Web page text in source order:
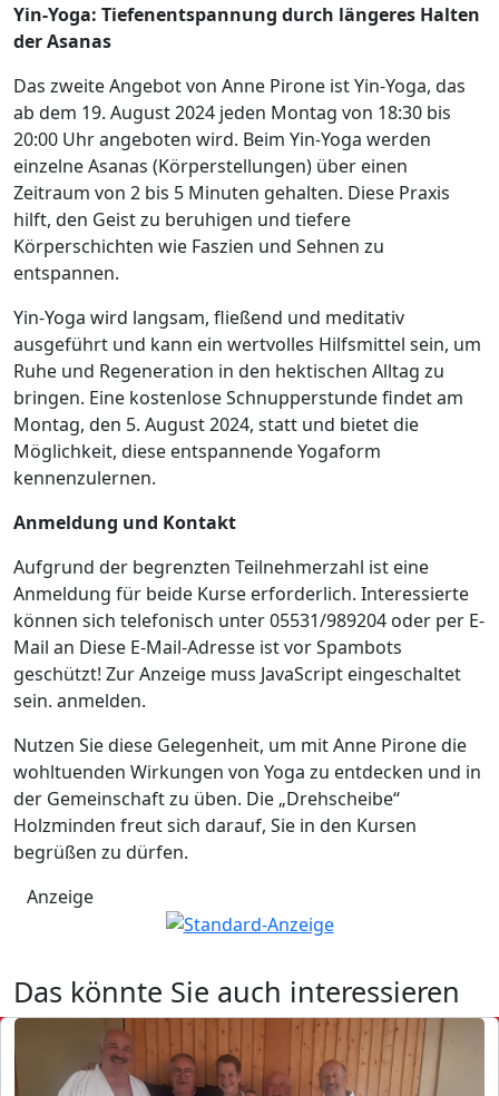
Yin-Yoga: Tiefenentspannung durch längeres Halten
der Asanas
Das zweite Angebot von Anne Pirone ist Yin-Yoga, das
ab dem 19. August 2024 jeden Montag von 18:30 bis
20:00 Uhr angeboten wird. Beim Yin-Yoga werden
einzelne Asanas (Körperstellungen) über einen
Zeitraum von 2 bis 5 Minuten gehalten. Diese Praxis
hilft, den Geist zu beruhigen und tiefere
Körperschichten wie Faszien und Sehnen zu
entspannen.
Yin-Yoga wird langsam, fließend und meditativ
ausgeführt und kann ein wertvolles Hilfsmittel sein, um
Ruhe und Regeneration in den hektischen Alltag zu
bringen. Eine kostenlose Schnupperstunde findet am
Montag, den 5. August 2024, statt und bietet die
Möglichkeit, diese entspannende Yogaform
kennenzulernen.
Anmeldung und Kontakt
Aufgrund der begrenzten Teilnehmerzahl ist eine
Anmeldung für beide Kurse erforderlich. Interessierte
können sich telefonisch unter 05531/989204 oder per E-
Mail an Diese E-Mail-Adresse ist vor Spambots
geschützt! Zur Anzeige muss JavaScript eingeschaltet
sein. anmelden.
Nutzen Sie diese Gelegenheit, um mit Anne Pirone die
wohltuenden Wirkungen von Yoga zu entdecken und in
der Gemeinschaft zu üben. Die „Drehscheibe“
Holzminden freut sich darauf, Sie in den Kursen
begrüßen zu dürfen.
Anzeige
Das könnte Sie auch interessieren